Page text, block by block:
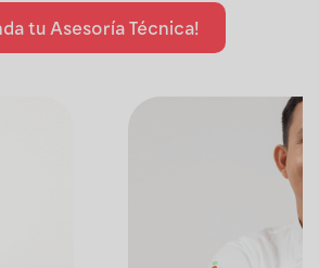
tu Asesoría Técnica!